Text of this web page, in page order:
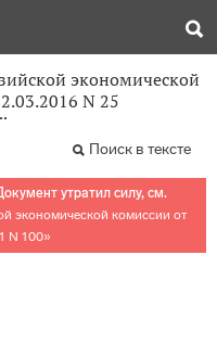
экономической
N 25
Поиск в тексте
утратил силу, см.
экономической комиссии от
N 100»